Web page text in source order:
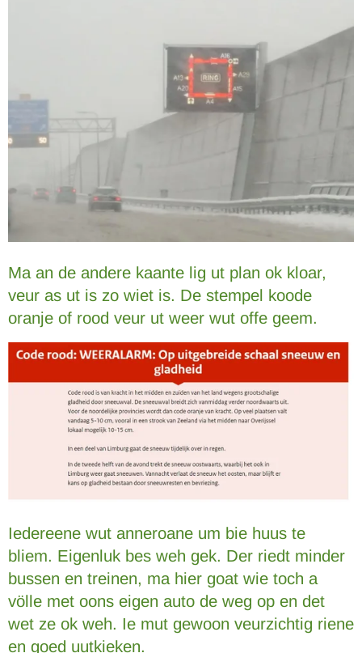
Ma an de andere kaante lig ut plan ok kloar,
veur as ut is zo wiet is. De stempel koode
oranje of rood veur ut weer wut offe geem.
Iedereene wut anneroane um bie huus te
bliem. Eigenluk bes weh gek. Der riedt minder
bussen en treinen, ma hier goat wie toch a
völle met oons eigen auto de weg op en det
wet ze ok weh. Ie mut gewoon veurzichtig riene
en goed uutkieken.